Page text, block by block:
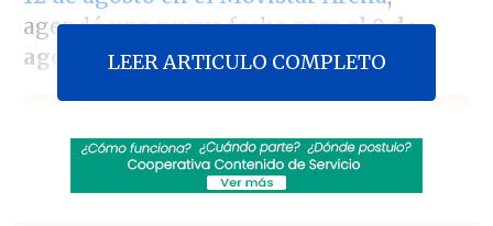
agendó una nueva fecha para el9 de
agosto en el Gran Arena Monticello.
"Juntos por siempre": Daniela Muñoz y alcalde
de Independencia anuncian su compromiso
LEER ARTICULO COMPLETO